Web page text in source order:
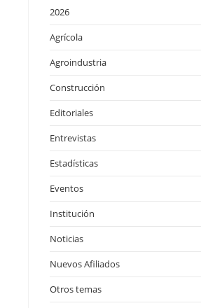
2026
Agrícola
Agroindustria
Construcción
Editoriales
Entrevistas
Estadísticas
Eventos
Institución
Noticias
Nuevos Afiliados
Otros temas